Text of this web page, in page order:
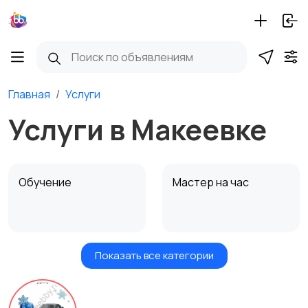
Главная Услуги
Услуги в Макеевке
Обучение Мастер на час
Красота и здоровье
Транспорт,
Показать все категории